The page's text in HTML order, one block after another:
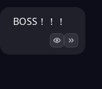
BOSS！！！